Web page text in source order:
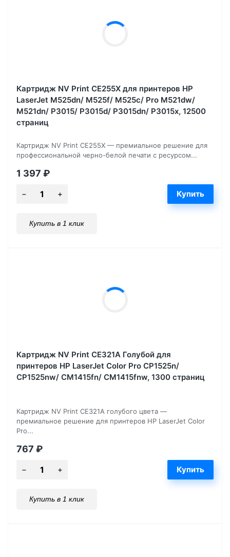
Картридж NV Print CE255X для принтеров HP
LaserJet M525dn/ M525f/ M525c/ Pro M521dw/
M521dn/ P3015/ P3015d/ P3015dn/ P3015x, 12500
страниц
Картридж NV Print CE255X — премиальное решение для
профессиональной черно-белой печати с ресурсом...
1 397 ₽
Купить в 1 клик
Картридж NV Print CE321A Голубой для
принтеров HP LaserJet Color Pro CP1525n/
CP1525nw/ CM1415fn/ CM1415fnw, 1300 страниц
Картридж NV Print CE321A голубого цвета —
премиальное решение для принтеров HP LaserJet Color
Pro...
767 ₽
Купить в 1 клик